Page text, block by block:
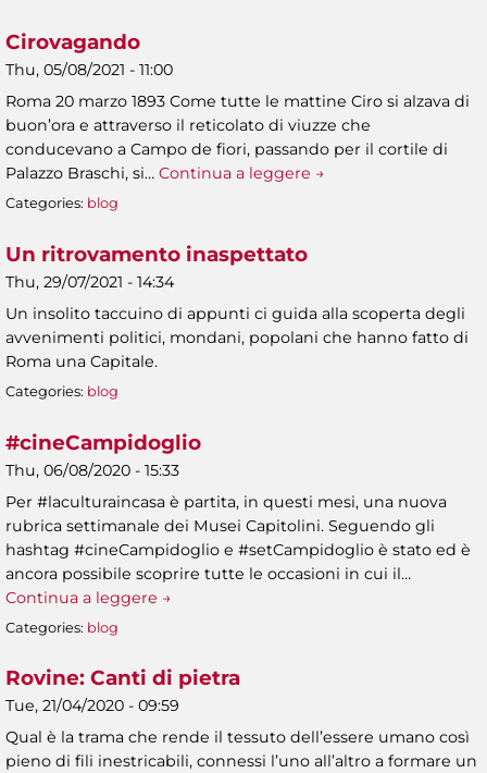
Cirovagando
Thu, 05/08/2021 - 11:00
Roma 20 marzo 1893 Come tutte le mattine Ciro si alzava di
buon’ora e attraverso il reticolato di viuzze che
conducevano a Campo de fiori, passando per il cortile di
Palazzo Braschi, si… Continua a leggere →
Categories: blog
Un ritrovamento inaspettato
Thu, 29/07/2021 - 14:34
Un insolito taccuino di appunti ci guida alla scoperta degli
avvenimenti politici, mondani, popolani che hanno fatto di
Roma una Capitale.
Categories: blog
#cineCampidoglio
Thu, 06/08/2020 - 15:33
Per #laculturaincasa è partita, in questi mesi, una nuova
rubrica settimanale dei Musei Capitolini. Seguendo gli
hashtag #cineCampidoglio e #setCampidoglio è stato ed è
ancora possibile scoprire tutte le occasioni in cui il…
Continua a leggere →
Categories: blog
Rovine: Canti di pietra
Tue, 21/04/2020 - 09:59
Qual è la trama che rende il tessuto dell’essere umano così
pieno di fili inestricabili, connessi l’uno all’altro a formare un